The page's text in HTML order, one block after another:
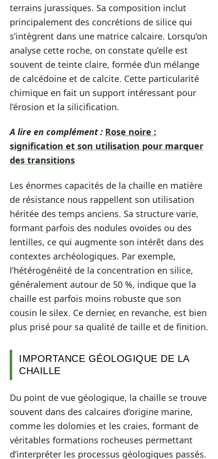
terrains jurassiques. Sa composition inclut
principalement des concrétions de silice qui
s’intègrent dans une matrice calcaire. Lorsqu’on
analyse cette roche, on constate qu’elle est
souvent de teinte claire, formée d’un mélange
de calcédoine et de calcite. Cette particularité
chimique en fait un support intéressant pour
l’érosion et la silicification.
A lire en complément : Rose noire :
signification et son utilisation pour marquer
des transitions
Les énormes capacités de la chaille en matière
de résistance nous rappellent son utilisation
héritée des temps anciens. Sa structure varie,
formant parfois des nodules ovoïdes ou des
lentilles, ce qui augmente son intérêt dans des
contextes archéologiques. Par exemple,
l’hétérogénéité de la concentration en silice,
généralement autour de 50 %, indique que la
chaille est parfois moins robuste que son
cousin le silex. Ce dernier, en revanche, est bien
plus prisé pour sa qualité de taille et de finition.
IMPORTANCE GÉOLOGIQUE DE LA
CHAILLE
Du point de vue géologique, la chaille se trouve
souvent dans des calcaires d’origine marine,
comme les dolomies et les craies, formant de
véritables formations rocheuses permettant
d’interpréter les processus géologiques passés.